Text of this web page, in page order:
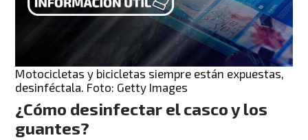
Motocicletas y bicicletas siempre están expuestas,
desinféctala. Foto: Getty Images
¿Cómo desinfectar el casco y los
guantes?